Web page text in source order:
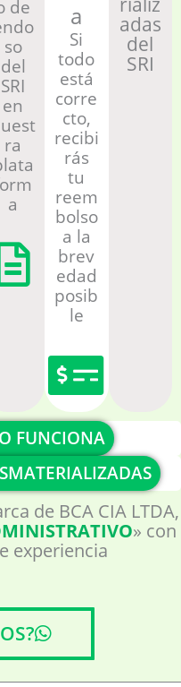
de
so
del
SRI
en
ra
a
a
Si
todo
está
corre
cto,
recibi
rás
tu
reem
bolso
a la
brev
edad
posib
le
adas
del
SRI
FUNCIONA
de BCA CIA LTDA,
» con
experiencia